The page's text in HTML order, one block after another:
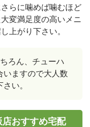
らに噛めば噛むほど
変満足度の高いメニ
上がり下さい。
ろん、チューハ
いますので大人数
い。
おすすめ宅配